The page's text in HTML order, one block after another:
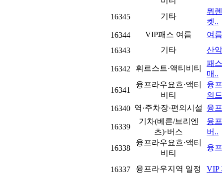
16345 기타
뮈
켓..
16344
VIP패스 여름
여
16343
기타 산
16342 휘르스트·액티비티
패
매..
16341
융프라우요흐·액티
비티
융
의
16340 역·주차장·편의시설 융
16339
기차(베른/브리엔
츠)·버스
융
버..
16338
융프라우요흐·액티
비티
융
16337 융프라우지역 일정 VIP